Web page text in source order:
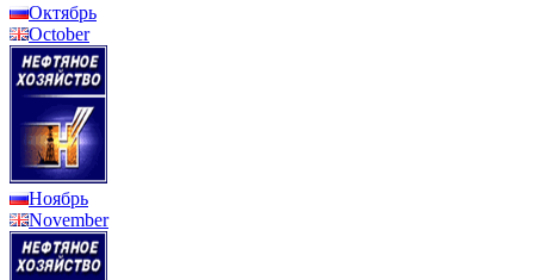
Октябрь
October
Ноябрь
November